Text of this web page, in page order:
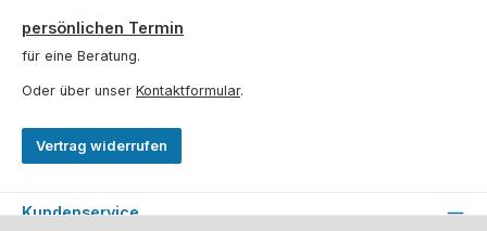
persönlichen Termin
für eine Beratung.
Oder über unser Kontaktformular.
Vertrag widerrufen
Kundenservice